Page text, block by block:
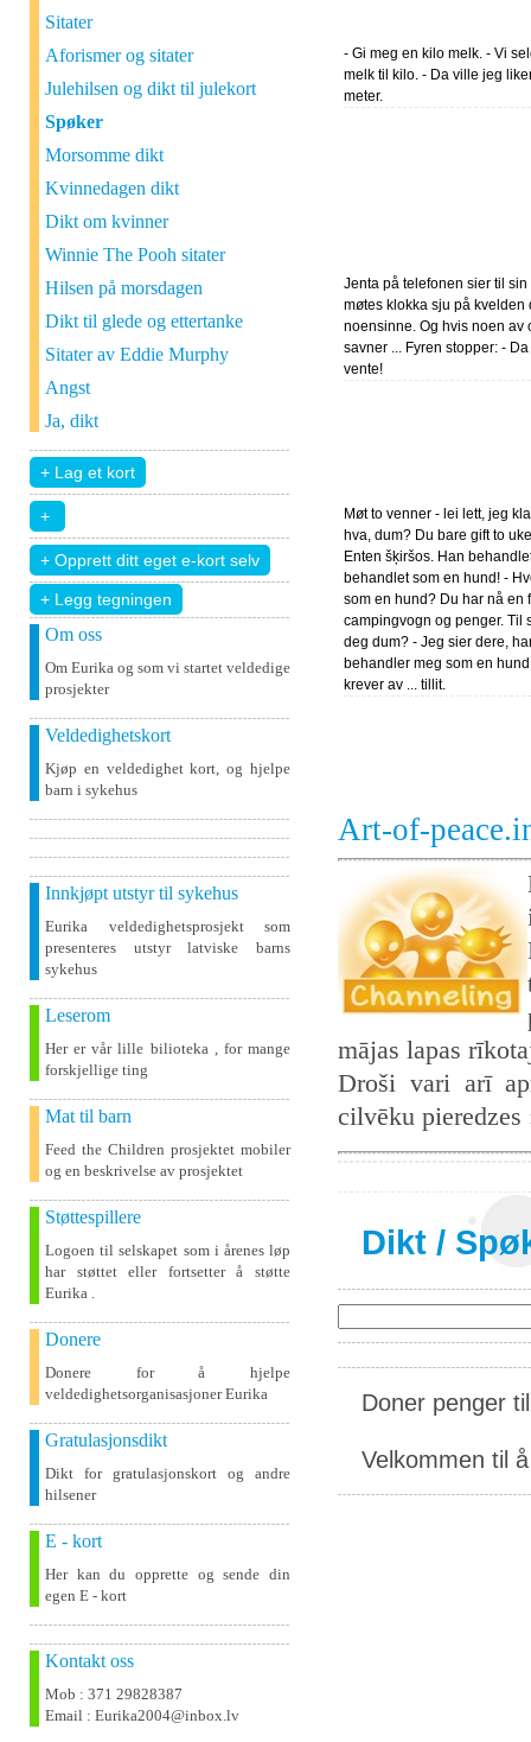
Sitater
Aforismer og sitater
Julehilsen og dikt til julekort
Spøker
Morsomme dikt
Kvinnedagen dikt
Dikt om kvinner
Winnie The Pooh sitater
Hilsen på morsdagen
Dikt til glede og ettertanke
Sitater av Eddie Murphy
Angst
Ja, dikt
+ Legg tegningen
Om oss
Om Eurika og som vi startet veldedige
prosjekter
Veldedighetskort
Kjøp en veldedighet kort, og hjelpe
barn i sykehus
Innkjøpt utstyr til sykehus
Eurika veldedighetsprosjekt som
presenteres utstyr latviske barns
sykehus
Leserom
Her er vår lille bilioteka , for mange
forskjellige ting
Mat til barn
Feed the Children prosjektet mobiler
og en beskrivelse av prosjektet
Støttespillere
Logoen til selskapet som i årenes løp
har støttet eller fortsetter å støtte
Eurika .
Donere
Donere for å hjelpe
veldedighetsorganisasjoner Eurika
Gratulasjonsdikt
Dikt for gratulasjonskort og andre
hilsener
E - kort
Her kan du opprette og sende din
egen E - kort
Kontakt oss
Mob : 371 29828387
Email : Eurika2004@inbox.lv
- Gi meg en kilo melk. - Vi
melk til kilo. - Da ville jeg
meter.
Jenta på telefonen sier til sin
møtes klokka sju på kvelden
noensinne. Og hvis noen av
savner ... Fyren stopper: -
vente!
Møt to venner - lei lett, jeg
hva, dum? Du bare gift to
Enten šķiršos. Han
behandlet som en hund! -
som en hund? Du har nå en
campingvogn og penger. Til
deg dum? - Jeg sier dere,
behandler meg som en
krever av ... tillit.
Art-of-
mājas lapas
Droši vari arī
cilvēku
Dikt /
Doner penger
Velkommen til